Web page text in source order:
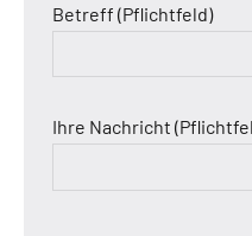
Betreff (Pflichtfeld)
Ihre Nachricht